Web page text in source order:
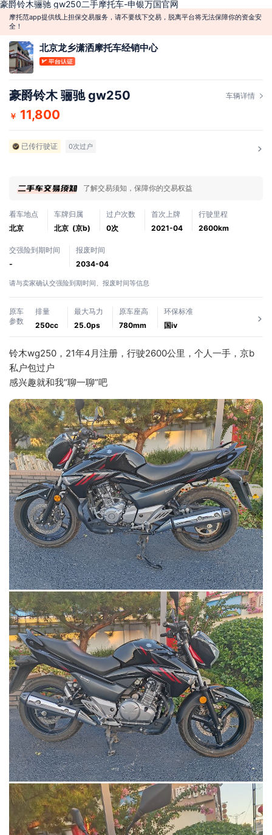
豪爵铃木骊驰 gw250二手摩托车-申银万国官网
摩托范app提供线上担保交易服务，请不要线下交易，脱离平台将无法保障你的资金安
全！
北京龙乡潇洒摩托车经销中心
豪爵铃木 骊驰 gw250 车辆详情
￥ 11,800
已传行驶证 0次过户
了解交易须知，保障你的交易权益
看车地点
北京
车牌归属
北京 (京b)
过户次数
0次
首次上牌
2021-04
行驶里程
2600km
交强险到期时间
-
报废时间
2034-04
请与卖家确认交强险到期时间、报废时间等信息
原车
参数
排量
250cc
最大马力
25.0ps
原车座高
780mm
环保标准
国ⅳ
铃木wg250，21年4月注册，行驶2600公里，个人一手，京b
私户包过户
感兴趣就和我“聊一聊”吧